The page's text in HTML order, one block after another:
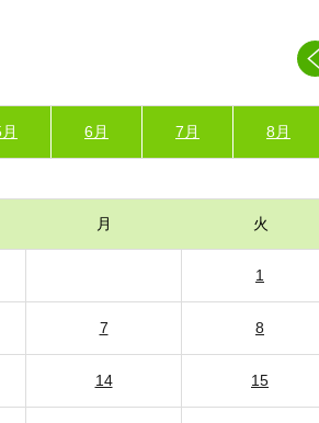
6月 7月 8月
月 火
1
7 8
14 15